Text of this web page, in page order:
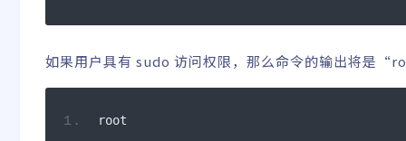
如果用户具有 sudo 访问权限，那么命令的输出将是
root